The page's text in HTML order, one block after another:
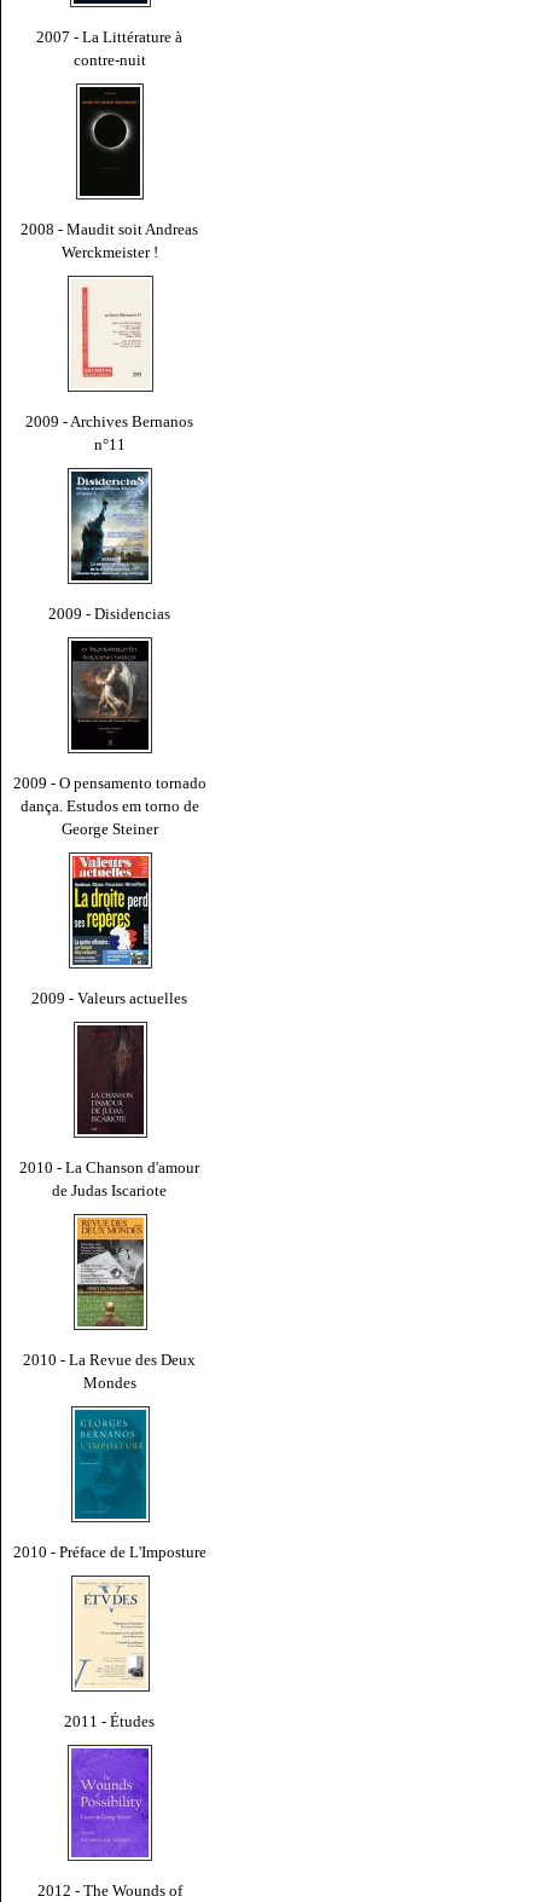
2007 - La Littérature à
contre-nuit
2008 - Maudit soit Andreas
Werckmeister !
2009 - Archives Bernanos
n°11
2009 - Disidencias
2009 - O pensamento tornado
dança. Estudos em torno de
George Steiner
2009 - Valeurs actuelles
2010 - La Chanson d'amour
de Judas Iscariote
2010 - La Revue des Deux
Mondes
2010 - Préface de L'Imposture
2011 - Études
2012 - The Wounds of